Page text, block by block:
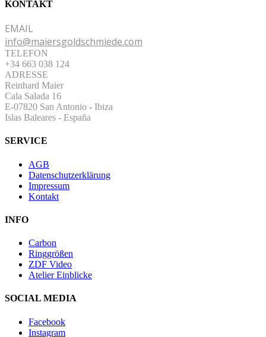
KONTAKT
EMAIL
info@maiersgoldschmiede.com
TELEFON
+34 663 038 124
ADRESSE
Reinhard Maier
Cala Salada 16
E-07820 San Antonio - Ibiza
Islas Baleares - España
SERVICE
AGB
Datenschutzerklärung
Impressum
Kontakt
INFO
Carbon
Ringgrößen
ZDF Video
Atelier Einblicke
SOCIAL MEDIA
Facebook
Instagram